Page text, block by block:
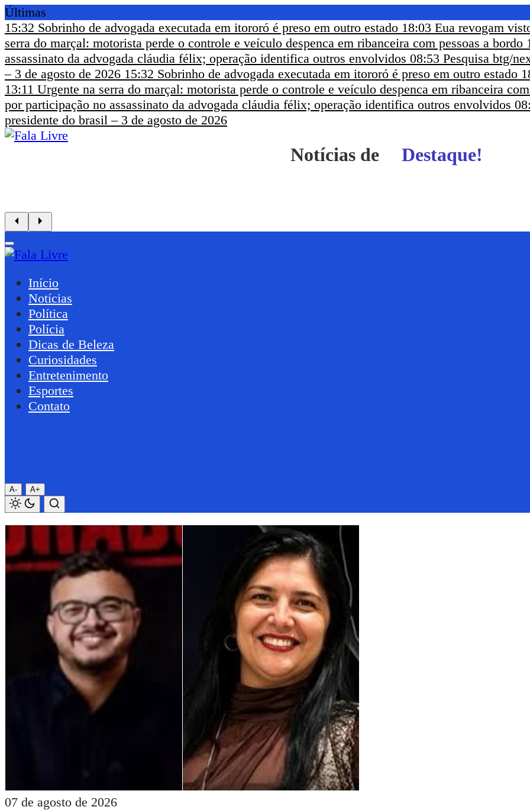
Últimas
15:32 Sobrinho de advogada executada em itororó é preso em outro estado 18:03 Eua revogam
serra do marçal: motorista perde o controle e veículo despenca em ribanceira com pessoas a bordo
assassinato da advogada cláudia félix; operação identifica outros envolvidos 08:53 Pesquisa btg/
– 3 de agosto de 2026 15:32 Sobrinho de advogada executada em itororó é preso em outro estado
13:11 Urgente na serra do marçal: motorista perde o controle e veículo despenca em ribanceira
por participação no assassinato da advogada cláudia félix; operação identifica outros envolvidos
presidente do brasil – 3 de agosto de 2026
Notícias de Itapetinga - BA
Início
Notícias
Política
Polícia
Dicas de Beleza
Curiosidades
Entretenimento
Esportes
Contato
A- A+
07 de agosto de 2026